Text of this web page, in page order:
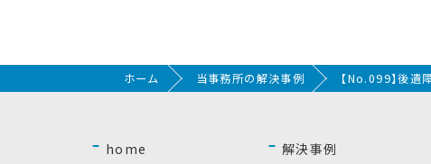
ホーム 当事務所の解決事例 【No.099】後遺
home
解決事例